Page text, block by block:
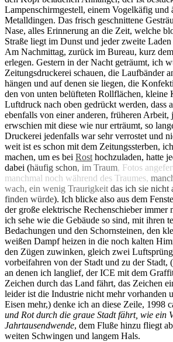
Lampenschirmgestell, einem Vogelkäfig und
Metalldingen. Das frisch geschnittene
Nase, alles Erinnerung an die Zeit, welche
Straße liegt im Dunst und jeder zweite
Am Nachmittag, zurück im Bureau, kurz
erlegen. Gestern in der Nacht geträumt, ich
Zeitungsdruckerei schauen, die Laufbänder
hängen und auf denen sie liegen, die
den von unten belüfteten Rollflächen, kleine
Luftdruck nach oben gedrückt werden, dass
ebenfalls von einer anderen, früheren Arbeit,
erwschien mit diese wie nur erträumt, so
Druckerei jedenfalls war sehr verrostet und
weit ist es schon mit dem Zeitungssterben,
machen, um es bei Rost hochzuladen, hatte
dabei (häufig schon, im Traum, Fotos
manchmal noch während des Traumes,
wach, ein wenig Traurigkeit das ich sie nicht
finden würde). Ich blicke also aus dem
der große elektrische Rechenschieber immer
ich sehe wie die Gebäude so sind, mit ihren
Bedachungen und den Schornsteinen, den
weißen Dampf heizen in die noch kalten
den Zügen zuwinken, gleich zwei
vorbeifahren von der Stadt und zu der Stadt,
an denen ich langlief, der ICE mit dem
Zeichen durch das Land fährt, das Zeichen
leider ist die Industrie nicht mehr vorhanden
Eisen mehr,) denke ich an diese Zeile, 1998
und Rot durch die graue Stadt fährt, wie ein
Jahrtausendwende, dem Fluße hinzu fliegt
weiten Schwingen und langem Hals.